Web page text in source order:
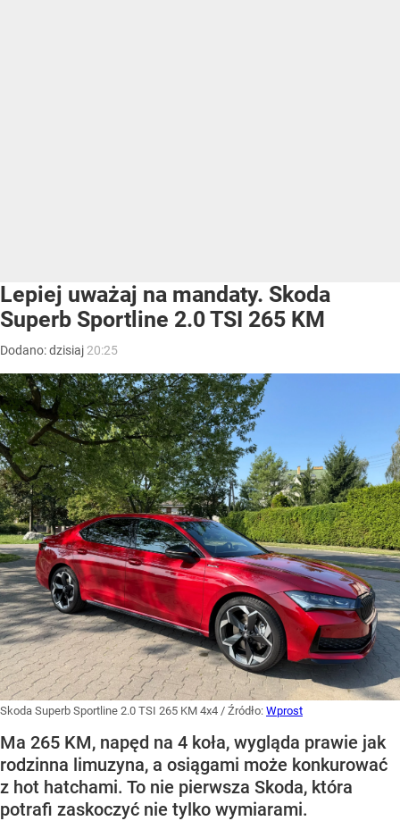
Lepiej uważaj na mandaty. Skoda
Superb Sportline 2.0 TSI 265 KM
Dodano:dzisiaj 20:25
Skoda Superb Sportline 2.0 TSI 265 KM 4x4 / Źródło: Wprost
Ma 265 KM, napęd na 4 koła, wygląda prawie jak
rodzinna limuzyna, a osiągami może konkurować
z hot hatchami. To nie pierwsza Skoda, która
potrafi zaskoczyć nie tylko wymiarami.